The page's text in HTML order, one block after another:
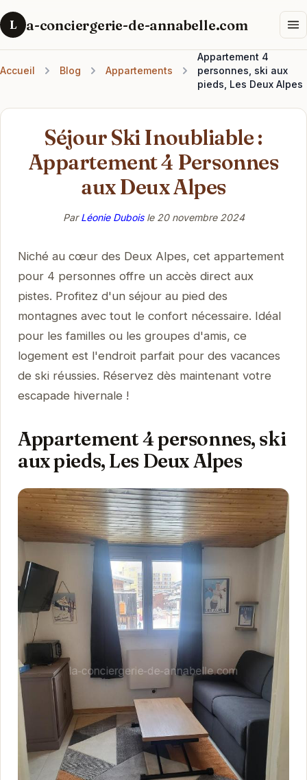
L a-conciergerie-de-annabelle.com
Accueil Blog Appartements
Appartement 4
personnes, ski aux
pieds, Les Deux Alpes
Séjour Ski Inoubliable :
Appartement 4 Personnes
aux Deux Alpes
ParLéonie Duboisle 20 novembre 2024
Niché au cœur des Deux Alpes, cet appartement
pour 4 personnes offre un accès direct aux
pistes. Profitez d'un séjour au pied des
montagnes avec tout le confort nécessaire. Idéal
pour les familles ou les groupes d'amis, ce
logement est l'endroit parfait pour des vacances
de ski réussies. Réservez dès maintenant votre
escapade hivernale !
Appartement 4 personnes, ski
aux pieds, Les Deux Alpes